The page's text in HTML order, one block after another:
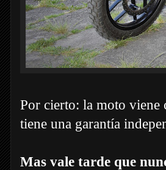
Por cierto: la moto viene
tiene una garantía
Mas vale tarde que